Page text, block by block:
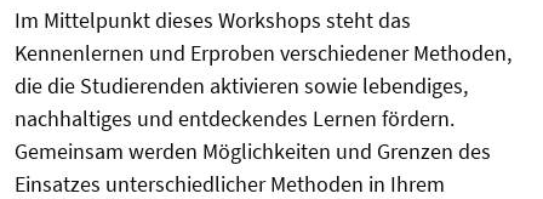
Im Mittelpunkt dieses Workshops steht das
Kennenlernen und Erproben verschiedener Methoden,
die die Studierenden aktivieren sowie lebendiges,
nachhaltiges und entdeckendes Lernen fördern.
Gemeinsam werden Möglichkeiten und Grenzen des
Einsatzes unterschiedlicher Methoden in Ihrem